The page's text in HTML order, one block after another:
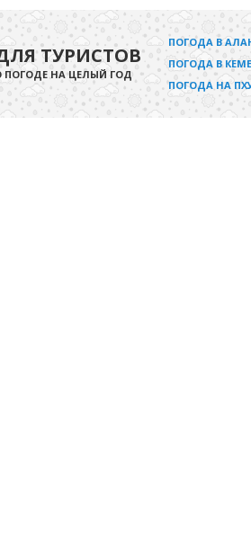
ТУРИСТОВ
НА ЦЕЛЫЙ ГОД
ПОГОДА В
ПОГОДА В
ПОГОДА НА